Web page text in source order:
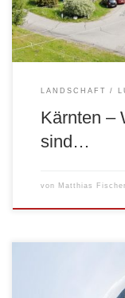
LANDSCHAFT
Kärnten –
sind…
von Matthias Fischer